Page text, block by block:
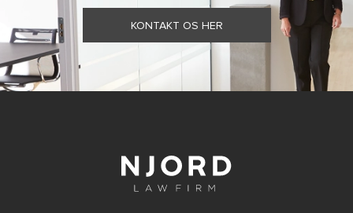
KONTAKT OS HER